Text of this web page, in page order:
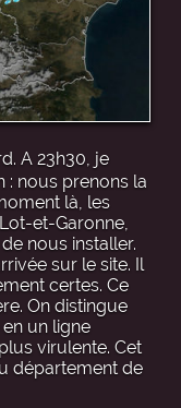
A 23h30, je
: nous prenons la
là, les
et-Garonne,
nous installer.
sur le site. Il
certes. Ce
On distingue
un ligne
virulente. Cet
département de